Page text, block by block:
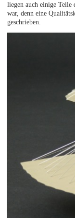
liegen auch einige Teile
war, denn eine
geschrieben.